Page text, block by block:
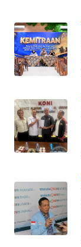
WN
PAKPAK
WN
KARAWANG
WN
BEKASI
WN
WN
DEPOK